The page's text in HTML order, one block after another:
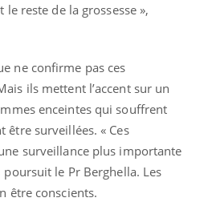
reste de la grossesse »,
ne confirme pas ces
ils mettent l’accent sur un
enceintes qui souffrent
être surveillées. « Ces
surveillance plus importante
le Pr Berghella. Les
être conscients.